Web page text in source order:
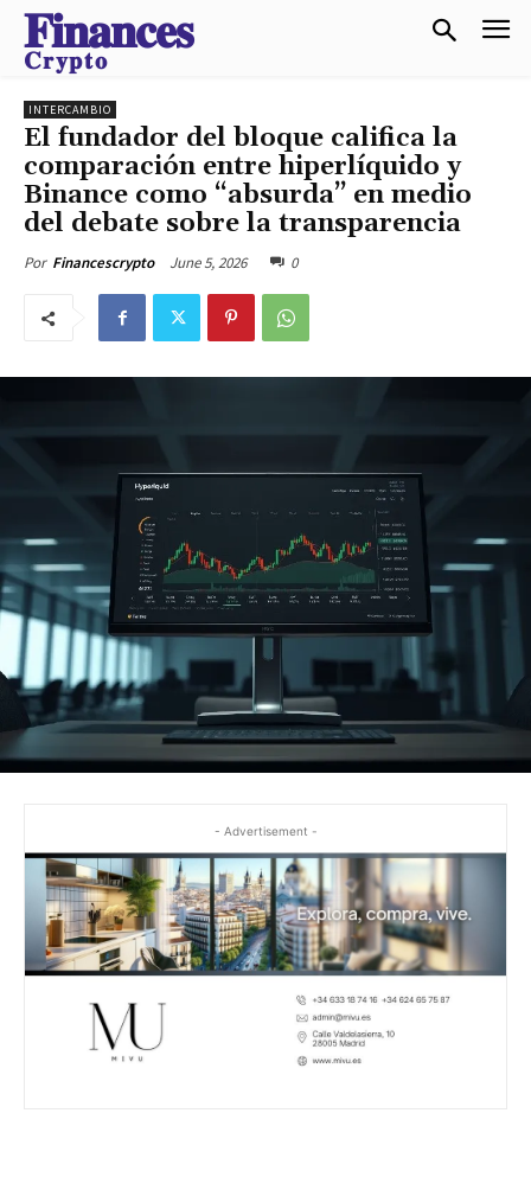
𝐅𝐢𝐧𝐚𝐧𝐜𝐞𝐬
𝐂𝐫𝐲𝐩𝐭𝐨
INTERCAMBIO
El fundador del bloque califica la
comparación entre hiperlíquido y
Binance como “absurda” en medio
del debate sobre la transparencia
Por Financescrypto June 5, 2026 0
- Advertisement -